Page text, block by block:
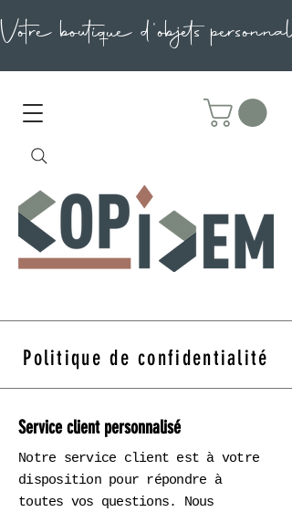
Politique de confidentialité
Service client personnalisé
Notre service client est à votre
disposition pour répondre à
toutes vos questions. Nous